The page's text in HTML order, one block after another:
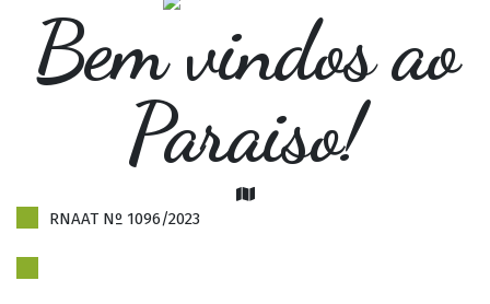
Bem vindos ao
Paraiso!
RNAAT Nº 1096/2023